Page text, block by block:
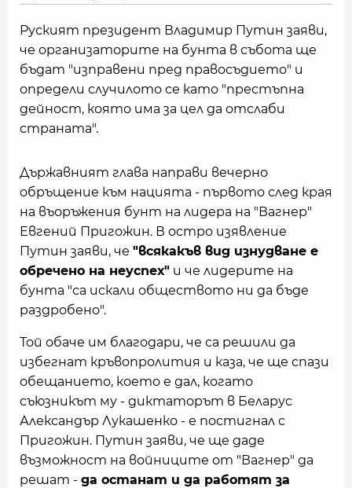
Руският президент Владимир Путин заяви,
че организаторите на бунта в събота ще
бъдат "изправени пред правосъдието" и
определи случилото се като "престъпна
дейност, която има за цел да отслаби
страната".
Държавният глава направи вечерно
обръщение към нацията - първото след края
на въоръжения бунт на лидера на "Вагнер"
Евгений Пригожин. В остро изявление
Путин заяви, че "всякакъв вид изнудване е
обречено на неуспех" и че лидерите на
бунта "са искали обществото ни да бъде
раздробено".
Той обаче им благодари, че са решили да
избегнат кръвопролития и каза, че ще спази
обещанието, което е дал, когато
съюзникът му - диктаторът в Беларус
Александър Лукашенко - е постигнал с
Пригожин. Путин заяви, че ще даде
възможност на войниците от "Вагнер" да
решат - да останат и да работят за